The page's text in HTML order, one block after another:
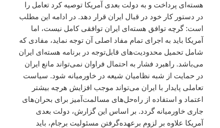
هسته‌ای پرداخت و به دولت بعدی آمریکا توصیه کرد تعامل را
در دستور کار خود در قبال ایران قرار دهد. در ادامه این مطلب
است: گرچه توافق هسته‌ای ایران توافقی کامل نیست، اما
آمریکا باید به اجرای تمام مفاد اصلی آن توجه نماید، مفادی که
شامل تحمیل محدودیت‌های قابل‌توجه در برنامه هسته‌ای ایران
می‌باشد. راهبرد فشار به احتمال فراوان نمی‌تواند مانع ایران
در حمایت از شبه نظامیان شیعه در خاورمیانه شود. سیاست
تعاملی پایدار با ایران می‌تواند موجب افزایش هرچه بیشتر
اعتماد و استفاده از راه‌حل‌های مسالمت‌آمیز برای بحران‌های
جاری خاورمیانه گردد. بر اساس این گزارش، دولت بعدی
آمریکا علاوه بر لزوم برعهده‌گرفتن مسئولیت برجام، باید